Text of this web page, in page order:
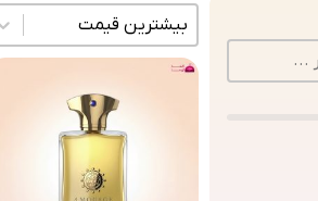
مرتب سازی محتوا